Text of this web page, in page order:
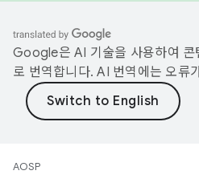
Google은 AI 기술을 사용하여 콘
로 번역합니다. AI 번역에는 오류
AOSP